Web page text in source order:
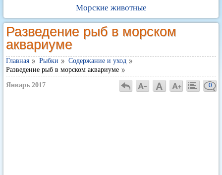
Морские животные
Разведение рыб в морском
аквариуме
Главная Рыбки
Содержание и уход
Разведение рыб в морском аквариуме
Январь 2017 0